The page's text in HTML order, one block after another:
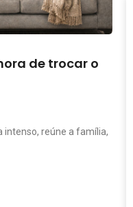
de trocar o
intenso, reúne a família,